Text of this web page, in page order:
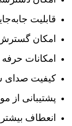
قابلیت
امکان گسترش
امکانات
کیفیت صدای
پشتیبانی از
انعطاف